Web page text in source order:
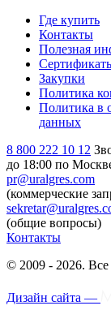
Где купить
Контакты
Полезная
Закупки
Политика
Политика в
данных
8 800 222 10 12
до 18:00 по
pr@uralgres.com
(коммерческие
(общие вопросы)
Контакты
© 2009 - 2026.
Дизайн сайта —